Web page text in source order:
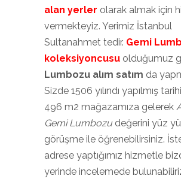
alan yerler olarak almak için
vermekteyiz. Yerimiz İstanbul
Sultanahmet tedir. Gemi
koleksiyoncusu olduğumuz
Lumbozu alım satım da
Sizde 1506 yılındı yapılmış
496 m2 mağazamıza gelerek
Gemi Lumbozu değerini yüz
görüşme ile öğrenebilirsiniz.
adrese yaptığımız hizmetle
yerinde incelemede